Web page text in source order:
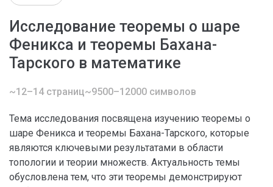
Исследование теоремы о шаре
Феникса и теоремы Бахана-
Тарского в математике
~12–14 страниц~9500–12000 символов
Тема исследования посвящена изучению теоремы о
шаре Феникса и теоремы Бахана-Тарского, которые
являются ключевыми результатами в области
топологии и теории множеств. Актуальность темы
обусловлена тем, что эти теоремы демонстрируют